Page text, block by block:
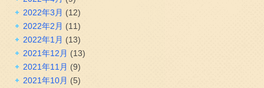
2022年3月 (12)
2022年2月 (11)
2022年1月 (13)
2021年12月 (13)
2021年11月 (9)
2021年10月 (5)